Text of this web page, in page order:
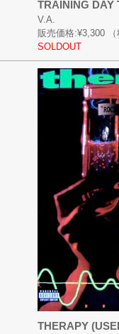
TRAINING DAY
V.A.
販売価格:¥3,300
SOLDOUT
THERAPY